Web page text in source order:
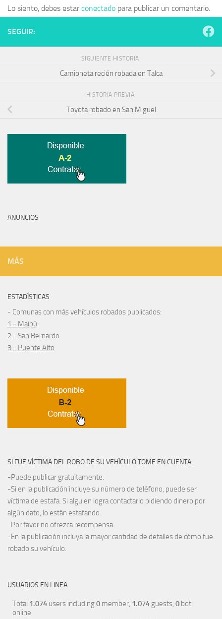
Lo siento, debes estarconectado para publicar un comentario.
SEGUIR:
SIGUIENTE HISTORIA
Camioneta recién robada en Talca
HISTORIA PREVIA
Toyota robado en San Miguel
ANUNCIOS
MÁS
ESTADÍSTICAS
- Comunas con más vehículos robados publicados:
1.- Maipú
2.- San Bernardo
3.- Puente Alto
SI FUE VÍCTIMA DEL ROBO DE SU VEHÍCULO TOME EN CUENTA:
-Puede publicar gratuitamente.
-Si en la publicación incluye su número de teléfono, puede ser
víctima de estafa. Si alguien logra contactarlo pidiendo dinero por
algún dato, lo están estafando.
-Por favor no ofrezca recompensa.
-En la publicación incluya la mayor cantidad de detalles de cómo fue
robado su vehículo.
USUARIOS EN LINEA
Total 1.074 users including0 member, 1.074 guests, 0 bot
online